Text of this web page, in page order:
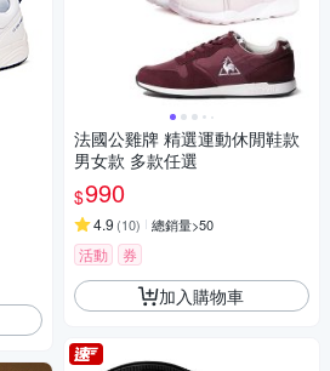
法國公雞牌 精選運動休閒鞋款
男女款 多款任選
$990
4.9 (10) 總銷量>50
活動 券
加入購物車